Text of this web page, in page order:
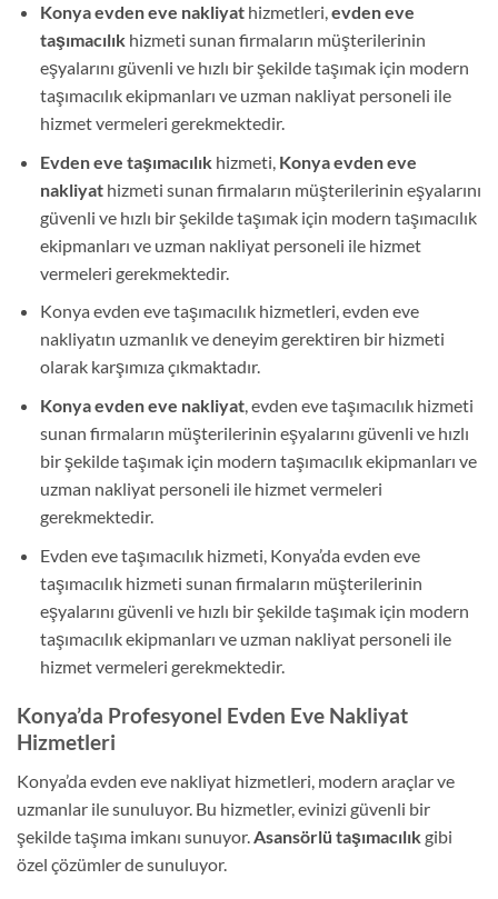
Konya evden eve nakliyathizmetleri,evden eve
taşımacılıkhizmeti sunan firmaların müşterilerinin
eşyalarını güvenli ve hızlı bir şekilde taşımak için modern
taşımacılık ekipmanları ve uzman nakliyat personeli ile
hizmet vermeleri gerekmektedir.
Evden eve taşımacılıkhizmeti, Konya evden eve
nakliyathizmeti sunan firmaların müşterilerinin eşyalarını
güvenli ve hızlı bir şekilde taşımak için modern taşımacılık
ekipmanları ve uzman nakliyat personeli ile hizmet
vermeleri gerekmektedir.
Konya evden eve taşımacılık hizmetleri, evden eve
nakliyatın uzmanlık ve deneyim gerektiren bir hizmeti
olarak karşımıza çıkmaktadır.
Konya evden eve nakliyat, evden eve taşımacılık hizmeti
sunan firmaların müşterilerinin eşyalarını güvenli ve hızlı
bir şekilde taşımak için modern taşımacılık ekipmanları ve
uzman nakliyat personeli ile hizmet vermeleri
gerekmektedir.
Evden eve taşımacılık hizmeti, Konya’da evden eve
taşımacılık hizmeti sunan firmaların müşterilerinin
eşyalarını güvenli ve hızlı bir şekilde taşımak için modern
taşımacılık ekipmanları ve uzman nakliyat personeli ile
hizmet vermeleri gerekmektedir.
Konya’da Profesyonel Evden Eve Nakliyat
Hizmetleri
Konya’da evden eve nakliyat hizmetleri, modern araçlar ve
uzmanlar ile sunuluyor. Bu hizmetler, evinizi güvenli bir
şekilde taşıma imkanı sunuyor.Asansörlü taşımacılıkgibi
özel çözümler de sunuluyor.